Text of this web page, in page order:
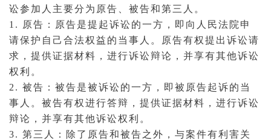
讼参加人主要分为 原告 、被告和第三人。
1. 原告：原告是提起诉讼的一方，即向人民法院 申
请保护自己合法权益的 当事人 。原告有权提出诉讼请
求，提供证据材料，进行诉讼辩论，并享有其他诉讼
权利。
2. 被告：被告是被诉讼的一方，即被原告起诉的当
事人。被告有权进行答辩，提供证据材料，进行诉讼
辩论，并享有其他诉讼权利。
3. 第三人：除了原告和被告之外，与案件有利害关